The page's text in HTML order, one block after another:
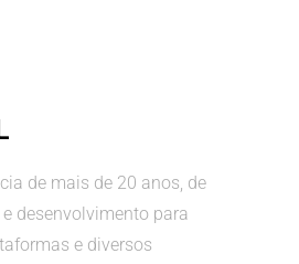
de mais de 20 anos, de
desenvolvimento para
e diversos